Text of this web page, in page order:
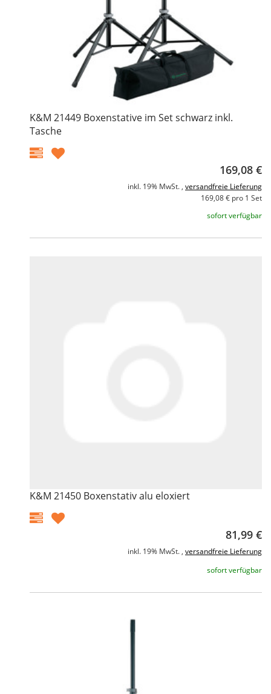
K&M 21449 Boxenstative im Set schwarz inkl.
Tasche
169,08 €
inkl. 19% MwSt. , versandfreie Lieferung
169,08 € pro 1 Set
sofort verfügbar
K&M 21450 Boxenstativ alu eloxiert
81,99 €
inkl. 19% MwSt. , versandfreie Lieferung
sofort verfügbar